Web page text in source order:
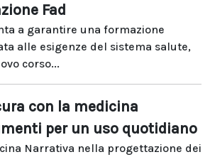
Fad
a garantire una formazione
alle esigenze del sistema salute,
corso...
con la medicina
per un uso quotidiano
Narrativa nella progettazione dei